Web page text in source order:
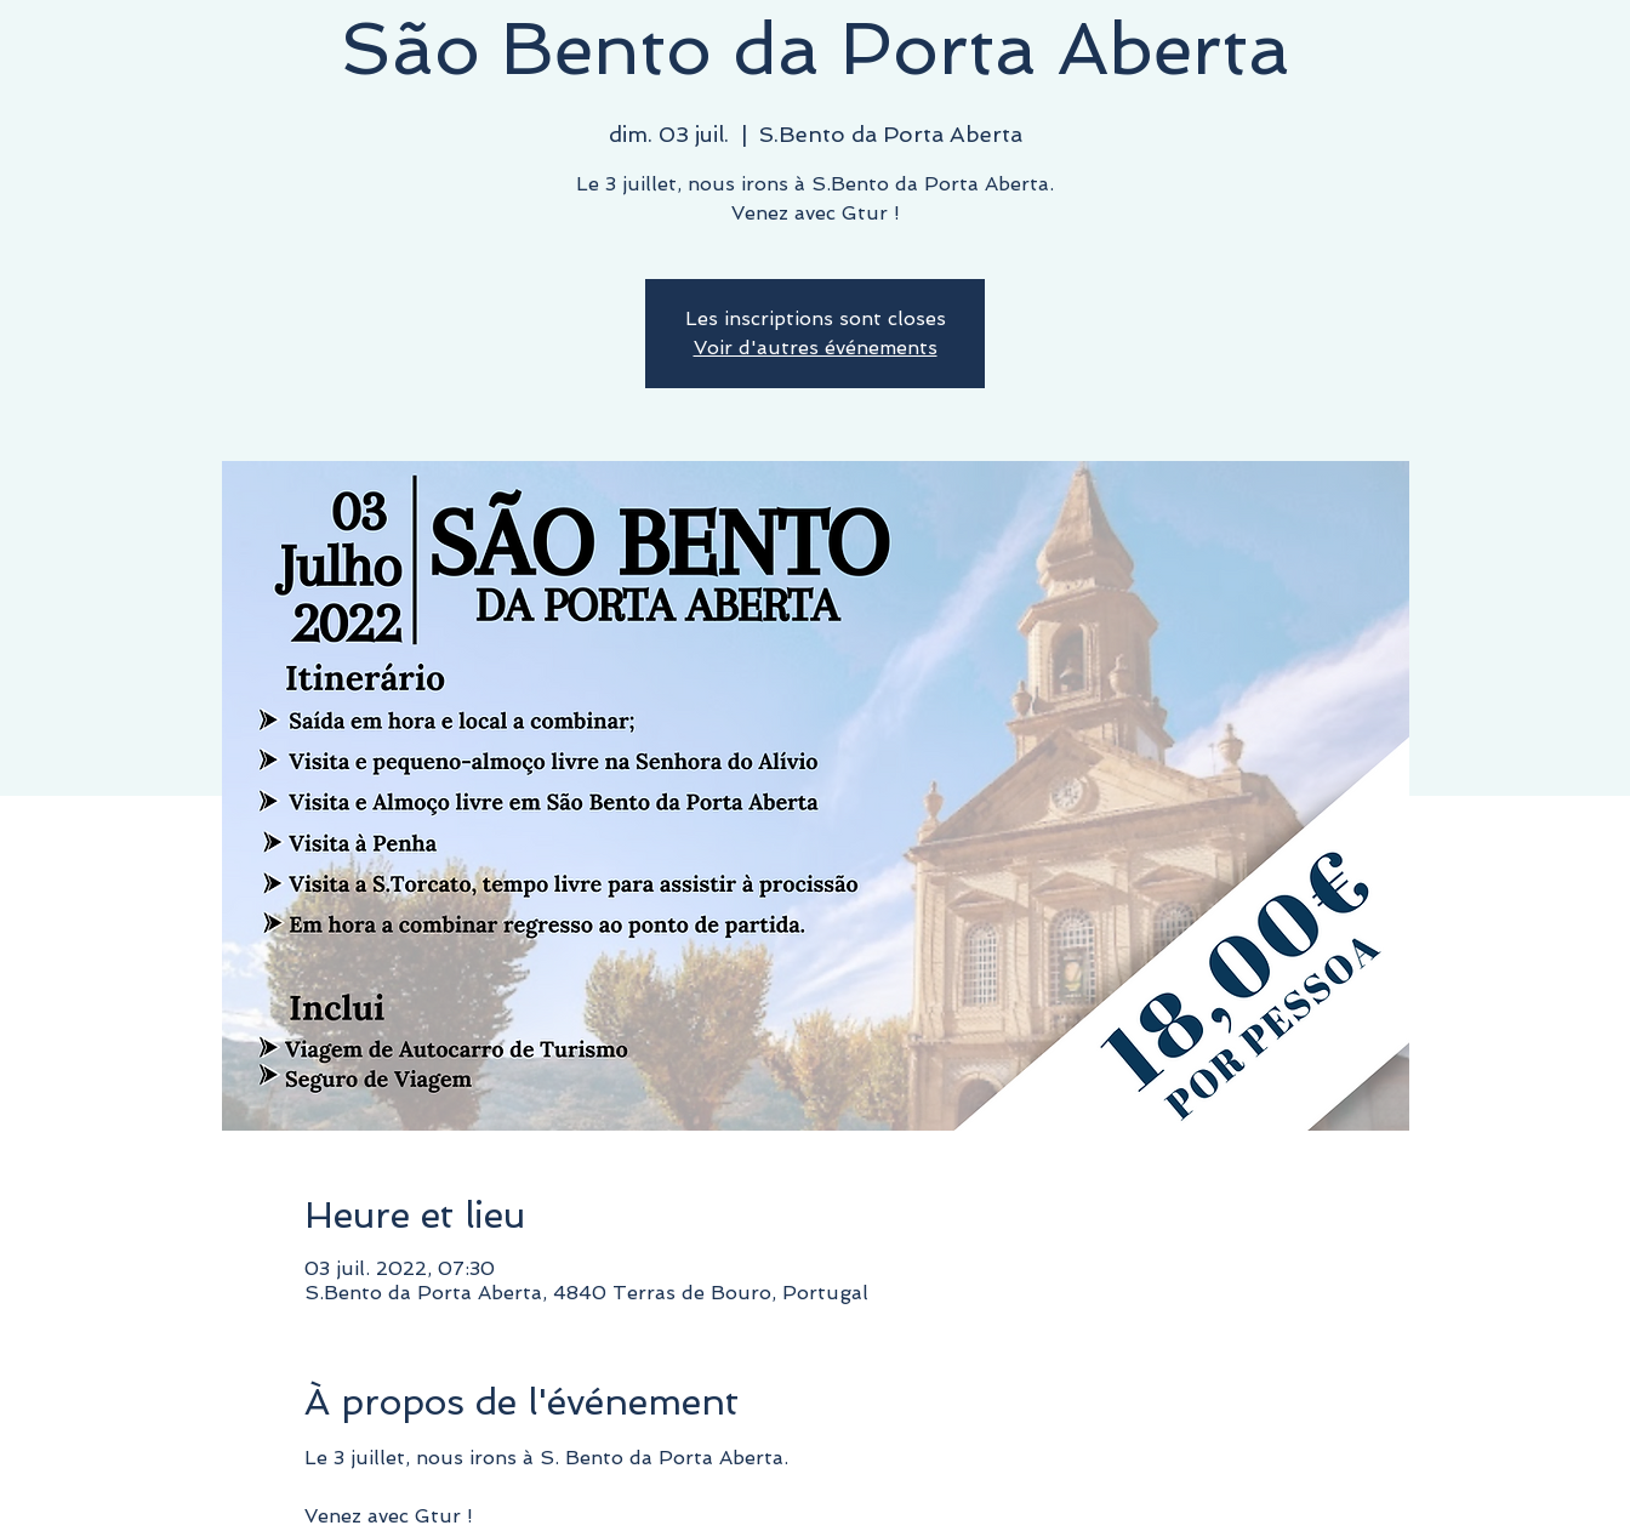
COMMENCE ICI, LA DESTINATION EST LA VÔTRE !São Bento da Porta Aberta
dim. 03 juil. S.Bento da Porta Aberta
Le 3 juillet, nous irons à S.Bento da Porta Aberta.
Venez avec Gtur !
Les inscriptions sont closes
Voir d'autres événements
Heure et lieu
03 juil. 2022, 07:30
S.Bento da Porta Aberta, 4840 Terras de Bouro, Portugal
À propos de l'événement
Le 3 juillet, nous irons à S. Bento da Porta Aberta.
Venez avec Gtur !